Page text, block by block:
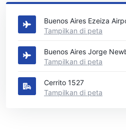
Lihat lokasi persewaan mobil
Buenos Aires Ezeiza
Tampilkan di peta
Buenos Aires Jorge
Tampilkan di peta
Cerrito 1527
Tampilkan di peta